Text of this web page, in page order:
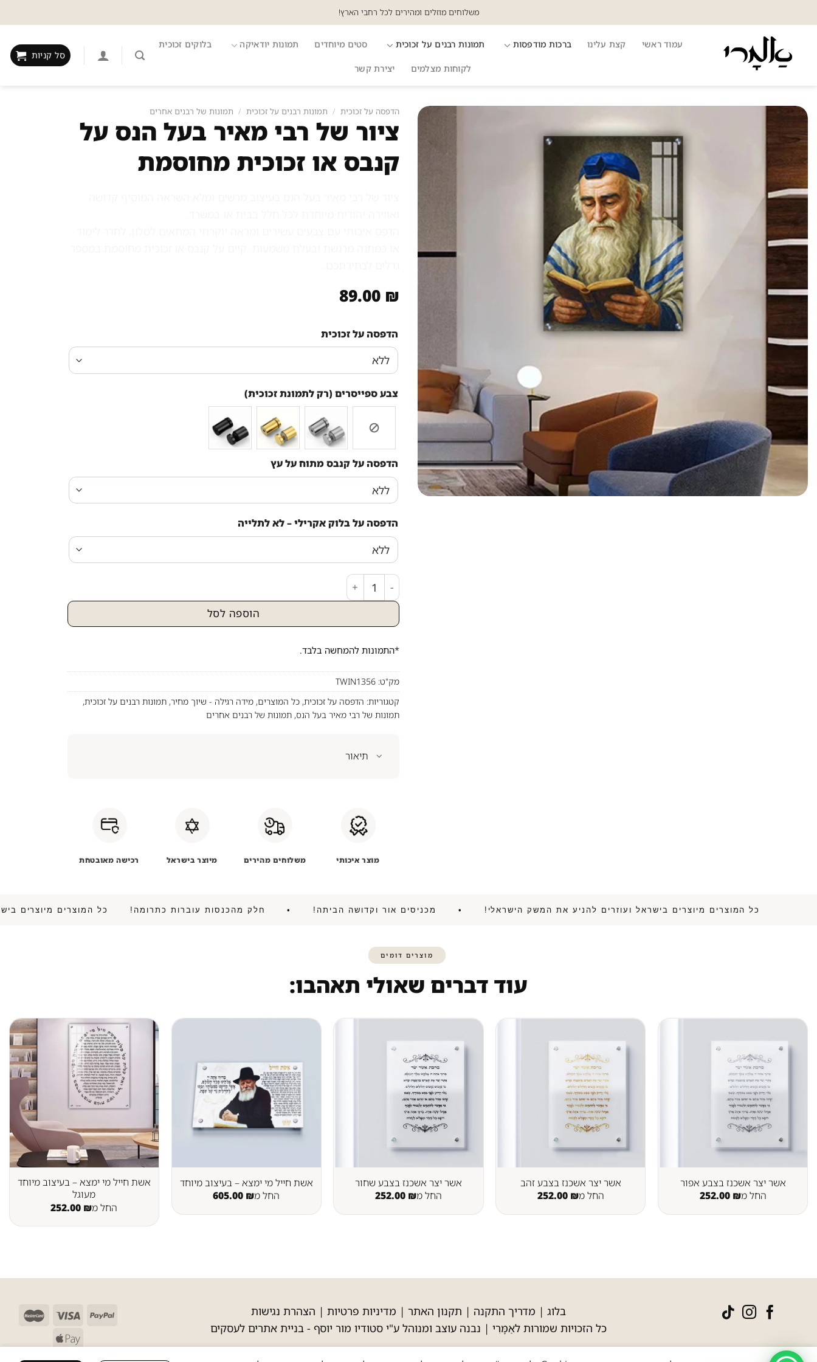
to
משלוחים מוזלים ומהירים לכל רחבי הארץ!
עמוד ראשי קצת עלינו ברכות מודפסות תמונות רבנים על זכוכית סטים מיוחדים תמונות יודאיקה בלוקים זכוכית
לקוחות מצלמים יצירת קשר
סל קניות
הדפסה על זכוכית / תמונות רבנים על זכוכית / תמונות של רבנים אחרים
ציור של רבי מאיר בעל הנס על
קנבס או זכוכית מחוסמת
89.00 ₪
הדפסה על זכוכית
צבע ספייסרים (רק לתמונת זכוכית)
הדפסה על קנבס מתוח על עץ
הדפסה על בלוק אקרילי – לא לתלייה
הוספה לסל
*התמונות להמחשה בלבד.
מק"ט: TWIN1356
קטגוריות: הדפסה על זכוכית, כל המוצרים, מידה רגילה - שיוך מחיר, תמונות רבנים על זכוכית,
תמונות של רבי מאיר בעל הנס, תמונות של רבנים אחרים
תיאור
מוצר איכותי משלוחים מהירים מיוצר בישראל רכישה מאובטחת
כל המוצרים מיוצרים בישראל ועוזרים להניע את המשק הישראלי! • מכניסים אור וקדושה הביתה! • חלק מהכנסות עוברות כתרומה!כל המוצרים
מוצרים דומים
עוד דברים שאולי תאהבו:
אשר יצר אשכנז בצבע אפור
החל מ
252.00 ₪
אשר יצר אשכנז בצבע זהב
החל מ
252.00 ₪
אשר יצר אשכנז בצבע שחור
החל מ
252.00 ₪
אשת חייל מי ימצא – בעיצוב מיוחד
החל מ
605.00 ₪
אשת חייל מי ימצא – בעיצוב מיוחד
מעוגל
החל מ
252.00 ₪
בלוג | מדריך התקנה | תקנון האתר | מדיניות פרטיות | הצהרת נגישות
כל הזכויות שמורות לאַמָּרִי | נבנה עוצב ומנוהל ע"י סטודיו מור יוסף - בניית אתרים לעסקים
© הודו לה' כי טוב כי לעולם חסדו, הכל שלך וממך | כל הזכויות שמורות לאמרי ©